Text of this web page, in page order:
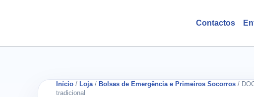
Contactos
Início/ Loja/ Bolsas de Emergência e Primeiros Socorros/
tradicional